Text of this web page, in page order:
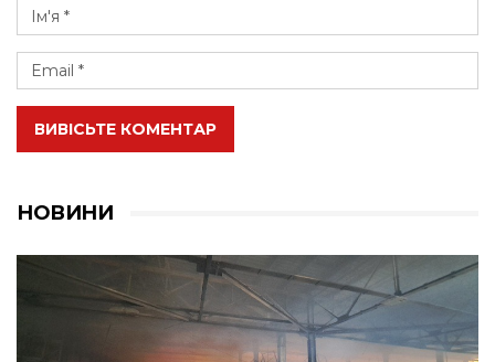
ВИВІСЬТЕ КОМЕНТАР
НОВИНИ